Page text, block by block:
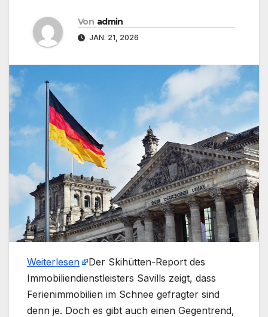
Von admin
JAN. 21, 2026
Weiterlesen
​Der Skihütten-Report des
Immobiliendienstleisters Savills zeigt, dass
Ferienimmobilien im Schnee gefragter sind
denn je. Doch es gibt auch einen Gegentrend,